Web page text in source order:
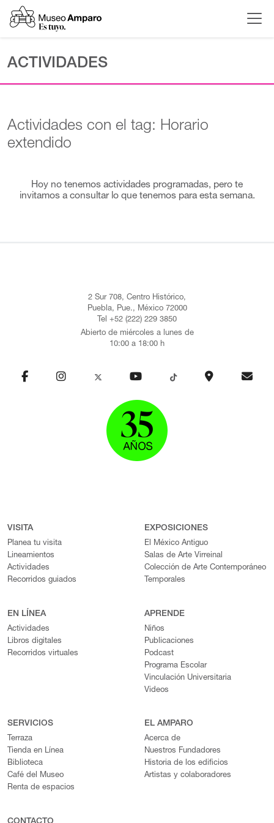
ACTIVIDADES
Actividades con el tag: Horario
extendido
Hoy no tenemos actividades programadas, pero te
invitamos a consultar lo que tenemos para esta semana.
2 Sur 708, Centro Histórico,
Puebla, Pue., México 72000
Tel +52 (222) 229 3850
Abierto de miércoles a lunes de
10:00 a 18:00 h
VISITA
Planea tu visita
Lineamientos
Actividades
Recorridos guiados
EXPOSICIONES
El México Antiguo
Salas de Arte Virreinal
Colección de Arte Contemporáneo
Temporales
EN LÍNEA
Actividades
Libros digitales
Recorridos virtuales
APRENDE
Niños
Publicaciones
Podcast
Programa Escolar
Vinculación Universitaria
Videos
SERVICIOS
Terraza
Tienda en Línea
Biblioteca
Café del Museo
Renta de espacios
EL AMPARO
Acerca de
Nuestros Fundadores
Historia de los edificios
Artistas y colaboradores